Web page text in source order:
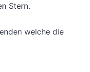
Stern.
welche die